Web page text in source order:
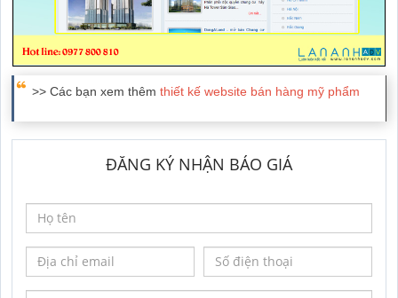
>> Các bạn xem thêm thiết kế website bán hàng mỹ phẩm
ĐĂNG KÝ NHẬN BÁO GIÁ